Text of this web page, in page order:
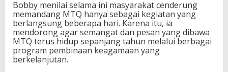
Bobby menilai selama ini masyarakat cenderung
memandang MTQ hanya sebagai kegiatan yang
berlangsung beberapa hari. Karena itu, ia
mendorong agar semangat dan pesan yang dibawa
MTQ terus hidup sepanjang tahun melalui berbagai
program pembinaan keagamaan yang
berkelanjutan.